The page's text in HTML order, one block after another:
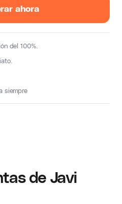
de Javi
ahora
del 100%.
siempre